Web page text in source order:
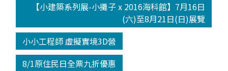
【小建築系列展-小攤子 x 2016海科館】7月16日
(六)至8月21日(日)展覽
小小工程師 虛擬實境3D營
8/1原住民日全票九折優惠